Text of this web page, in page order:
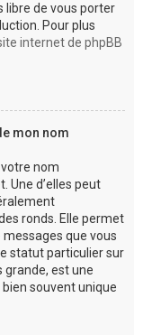
libre de vous porter
Pour plus
internet de phpBB
mon nom
nom
Une d’elles peut
ronds. Elle permet
que vous
statut particulier sur
grande, est une
souvent unique